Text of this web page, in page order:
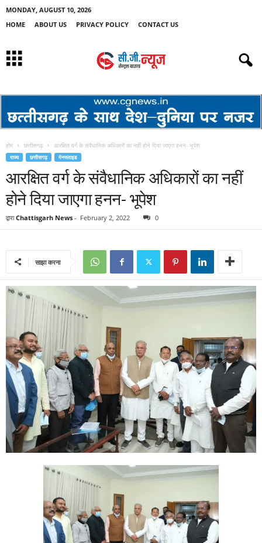
MONDAY, AUGUST 10, 2026
HOME
ABOUT US PRIVACY POLICY CONTACT US
होम छत्तीसगढ़ आरक्षित वर्ग के संवैधानिक अधिकारों का नहीं होने दिया जाएगा हनन- भूपेश
राज्य छत्तीसगढ़ मेनस्लाइड
आरक्षित वर्ग के संवैधानिक अधिकारों का नहीं
होने दिया जाएगा हनन- भूपेश
द्वारा Chattisgarh News - February 2, 2022 0
साझा करना